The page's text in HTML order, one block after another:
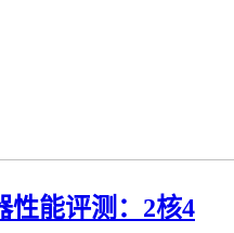
性能评测：2核4